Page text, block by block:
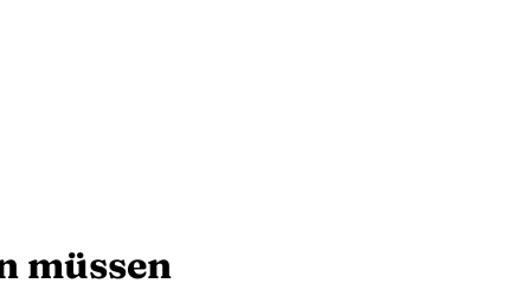
müssen